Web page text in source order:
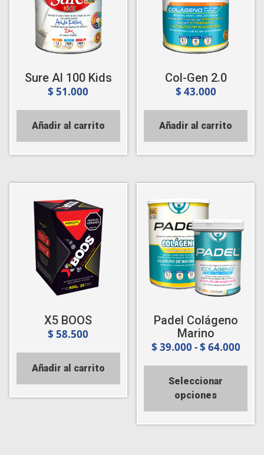
Sure Al 100 Kids
$ 51.000
Añadir al carrito
Col-Gen 2.0
$ 43.000
Añadir al carrito
X5 BOOS
$ 58.500
Añadir al carrito
Padel Colágeno
Marino
$ 39.000 -$ 64.000
Seleccionar
opciones